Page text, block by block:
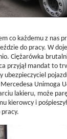
co każdemu z nas
do pracy. W
Ciężarówka
przyjął mandat to
ubezpieczyciel
Mercedesa Unimoga
lakieru, może parę
kierowcy i